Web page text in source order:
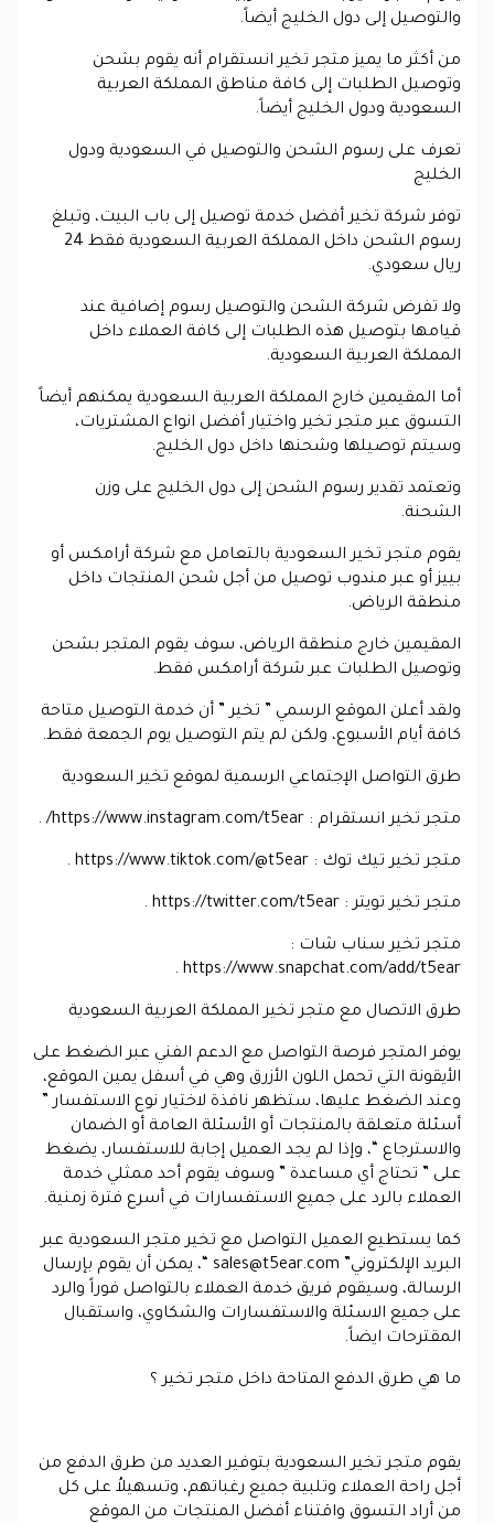
والتوصيل إلى دول الخليج أيضاً.
من أكثر ما يميز متجر تخير انستقرام أنه يقوم بشحن
وتوصيل الطلبات إلى كافة مناطق المملكة العربية
السعودية ودول الخليج أيضاً.
تعرف على رسوم الشحن والتوصيل في السعودية ودول
الخليج
توفر شركة تخير أفضل خدمة توصيل إلى باب البيت، وتبلغ
رسوم الشحن داخل المملكة العربية السعودية فقط 24
ريال سعودي.
ولا تفرض شركة الشحن والتوصيل رسوم إضافية عند
قيامها بتوصيل هذه الطلبات إلى كافة العملاء داخل
المملكة العربية السعودية.
أما المقيمين خارج المملكة العربية السعودية يمكنهم أيضاً
التسوق عبر متجر تخير واختيار أفضل انواع المشتريات،
وسيتم توصيلها وشحنها داخل دول الخليج.
وتعتمد تقدير رسوم الشحن إلى دول الخليج على وزن
الشحنة.
يقوم متجر تخير السعودية بالتعامل مع شركة أرامكس أو
بييز أو عبر مندوب توصيل من أجل شحن المنتجات داخل
منطقة الرياض.
المقيمين خارج منطقة الرياض، سوف يقوم المتجر بشحن
وتوصيل الطلبات عبر شركة أرامكس فقط.
ولقد أعلن الموقع الرسمي ” تخير ” أن خدمة التوصيل متاحة
كافة أيام الأسبوع، ولكن لم يتم التوصيل يوم الجمعة فقط.
طرق التواصل الإجتماعي الرسمية لموقع تخير السعودية
متجر تخير انستقرام : https://www.instagram.com/t5ear/ .
متجر تخير تيك توك : https://www.tiktok.com/@t5ear .
متجر تخير تويتر : https://twitter.com/t5ear .
متجر تخير سناب شات :
https://www.snapchat.com/add/t5ear .
طرق الاتصال مع متجر تخير المملكة العربية السعودية
يوفر المتجر فرصة التواصل مع الدعم الفني عبر الضغط على
الأيقونة التي تحمل اللون الأزرق وهي في أسفل يمين الموقع،
وعند الضغط عليها، ستظهر نافذة لاختيار نوع الاستفسار ”
أسئلة متعلقة بالمنتجات أو الأسئلة العامة أو الضمان
والاسترجاع “، وإذا لم يجد العميل إجابة للاستفسار، يضغط
على ” تحتاج أي مساعدة ” وسوف يقوم أحد ممثلي خدمة
العملاء بالرد على جميع الاستفسارات في أسرع فترة زمنية.
كما يستطيع العميل التواصل مع تخير متجر السعودية عبر
البريد الإلكتروني” sales@t5ear.com “، يمكن أن يقوم بإرسال
الرسالة، وسيقوم فريق خدمة العملاء بالتواصل فوراً والرد
على جميع الاسئلة والاستفسارات والشكاوي، واستقبال
المقترحات ايضاً.
ما هي طرق الدفع المتاحة داخل متجر تخير ؟
يقوم متجر تخير السعودية بتوفير العديد من طرق الدفع من
أجل راحة العملاء وتلبية جميع رغباتهم، وتسهيلاُ على كل
من أراد التسوق واقتناء أفضل المنتجات من الموقع